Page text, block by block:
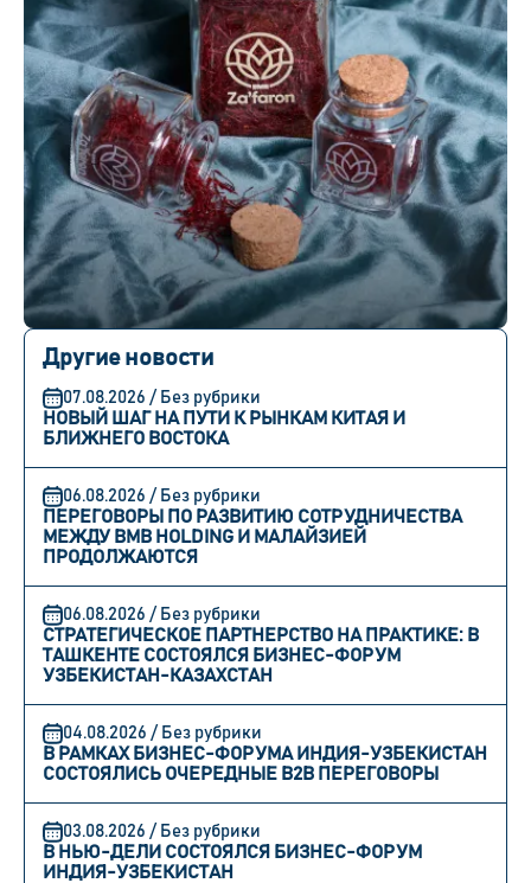
Другие новости
07.08.2026 / Без рубрики
НОВЫЙ ШАГ НА ПУТИ К РЫНКАМ КИТАЯ И
БЛИЖНЕГО ВОСТОКА
06.08.2026 / Без рубрики
ПЕРЕГОВОРЫ ПО РАЗВИТИЮ СОТРУДНИЧЕСТВА
МЕЖДУ BMB HOLDING И МАЛАЙЗИЕЙ
ПРОДОЛЖАЮТСЯ
06.08.2026 / Без рубрики
СТРАТЕГИЧЕСКОЕ ПАРТНЕРСТВО НА ПРАКТИКЕ: В
ТАШКЕНТЕ СОСТОЯЛСЯ БИЗНЕС-ФОРУМ
УЗБЕКИСТАН-КАЗАХСТАН
04.08.2026 / Без рубрики
В РАМКАХ БИЗНЕС-ФОРУМА ИНДИЯ-УЗБЕКИСТАН
СОСТОЯЛИСЬ ОЧЕРЕДНЫЕ B2B ПЕРЕГОВОРЫ
03.08.2026 / Без рубрики
В НЬЮ-ДЕЛИ СОСТОЯЛСЯ БИЗНЕС-ФОРУМ
ИНДИЯ-УЗБЕКИСТАН